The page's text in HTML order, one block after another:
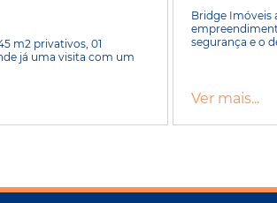
m2 privativos, 01
já uma visita com um
Bridge Imóveis
segurança e o
Ver mais...